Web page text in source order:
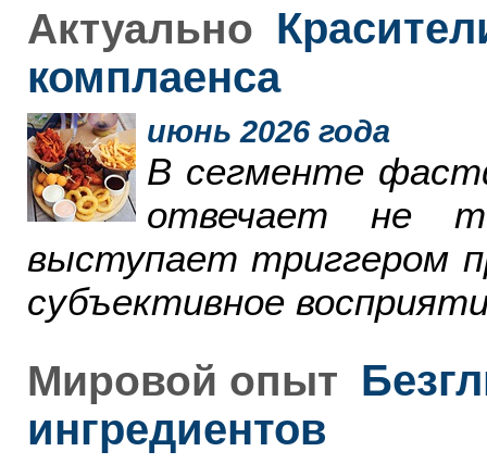
Актуально
комплаенса
июнь 2026 года
В сегменте
отвечает не
выступает триггером
субъективное
Мировой опыт
ингредиентов